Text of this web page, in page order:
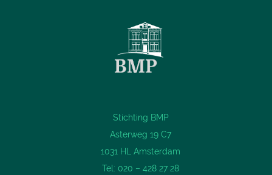
Stichting BMP
Asterweg 19 C7
1031 HL Amsterdam
Tel: 020 – 428 27 28